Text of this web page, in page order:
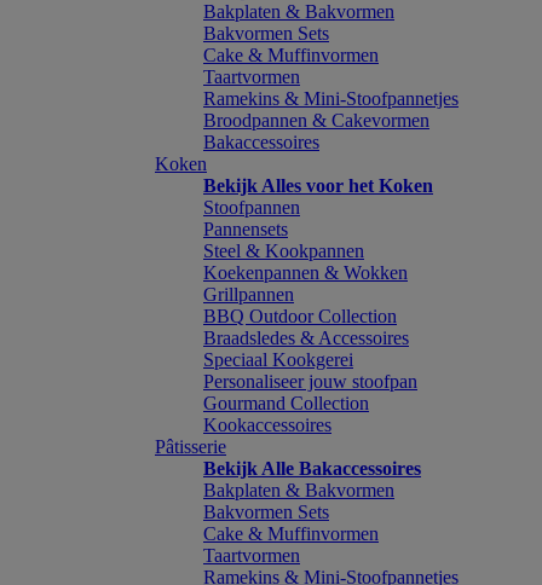
Bakplaten & Bakvormen
Bakvormen Sets
Cake & Muffinvormen
Taartvormen
Ramekins & Mini-Stoofpannetjes
Broodpannen & Cakevormen
Bakaccessoires
Koken
Bekijk Alles voor het Koken
Stoofpannen
Pannensets
Steel & Kookpannen
Koekenpannen & Wokken
Grillpannen
BBQ Outdoor Collection
Braadsledes & Accessoires
Speciaal Kookgerei
Personaliseer jouw stoofpan
Gourmand Collection
Kookaccessoires
Pâtisserie
Bekijk Alle Bakaccessoires
Bakplaten & Bakvormen
Bakvormen Sets
Cake & Muffinvormen
Taartvormen
Ramekins & Mini-Stoofpannetjes